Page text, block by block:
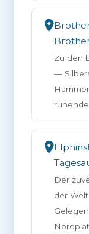
Zu den
—
Der
der